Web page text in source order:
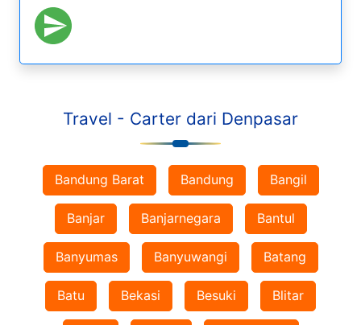
Travel - Carter dari Denpasar
Bandung Barat Bandung Bangil
Banjar Banjarnegara Bantul
Banyumas Banyuwangi Batang
Batu Bekasi Besuki Blitar